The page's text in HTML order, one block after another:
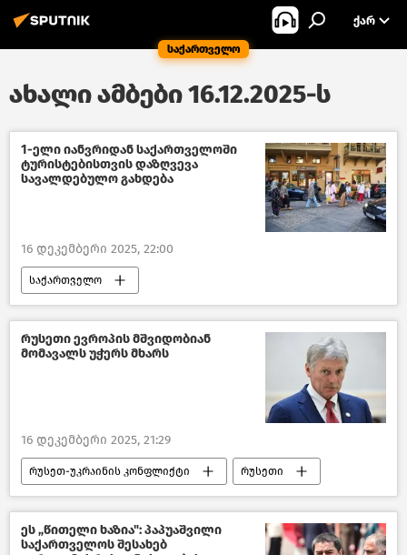
საქართველო
ᲥᲐᲠ
ახალი ამბები 16.12.2025-ს
1-ელი იანვრიდან საქართველოში
ტურისტებისთვის დაზღვევა
სავალდებულო გახდება
16 დეკემბერი 2025, 22:00
საქართველო
ტურიზმი საქართველოში
ჯანდაცვა საქართველოში
საზოგადოება
რუსეთი ევროპის მშვიდობიან
მომავალს უჭერს მხარს
16 დეკემბერი 2025, 21:29
რუსეთ-უკრაინის კონფლიქტი რუსეთი
უკრაინა მსოფლიოს ახალი ამბები
ახალი ამბები
ეს „წითელი ხაზია": პაპუაშვილი
საქართველოს შესახებ